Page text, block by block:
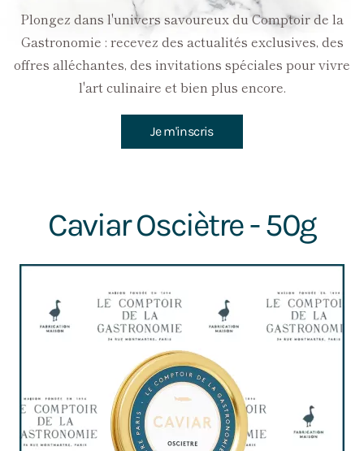
Plongez dans l'univers savoureux du Comptoir de la
Gastronomie : recevez des actualités exclusives, des
offres alléchantes, des invitations spéciales pour vivre
l'art culinaire et bien plus encore.
Je m'inscris
Caviar Osciètre - 50g